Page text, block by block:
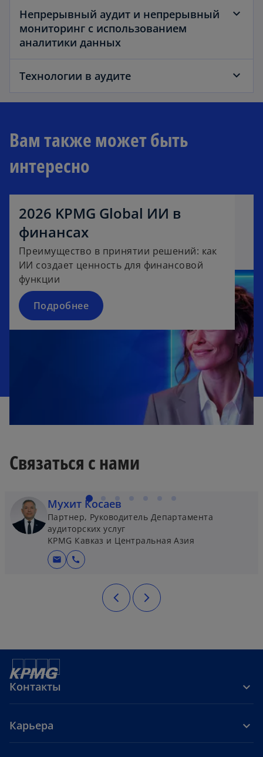
Непрерывный аудит и непрерывный
мониторинг с использованием
аналитики данных
Технологии в аудите
Вам также может быть
интересно
2026 KPMG Global ИИ в
финансах
Преимущество в принятии решений: как
ИИ создает ценность для финансовой
функции
Подробнее
Связаться с нами
Мухит Косаев
Партнер, Руководитель Департамента
аудиторских услуг
KPMG Кавказ и Центральная Азия
mail call
Контакты
Карьера